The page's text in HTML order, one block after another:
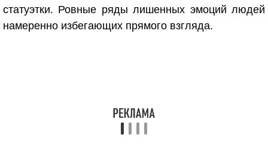
статуэтки. Ровные ряды лишенных эмоций людей
намеренно избегающих прямого взгляда.